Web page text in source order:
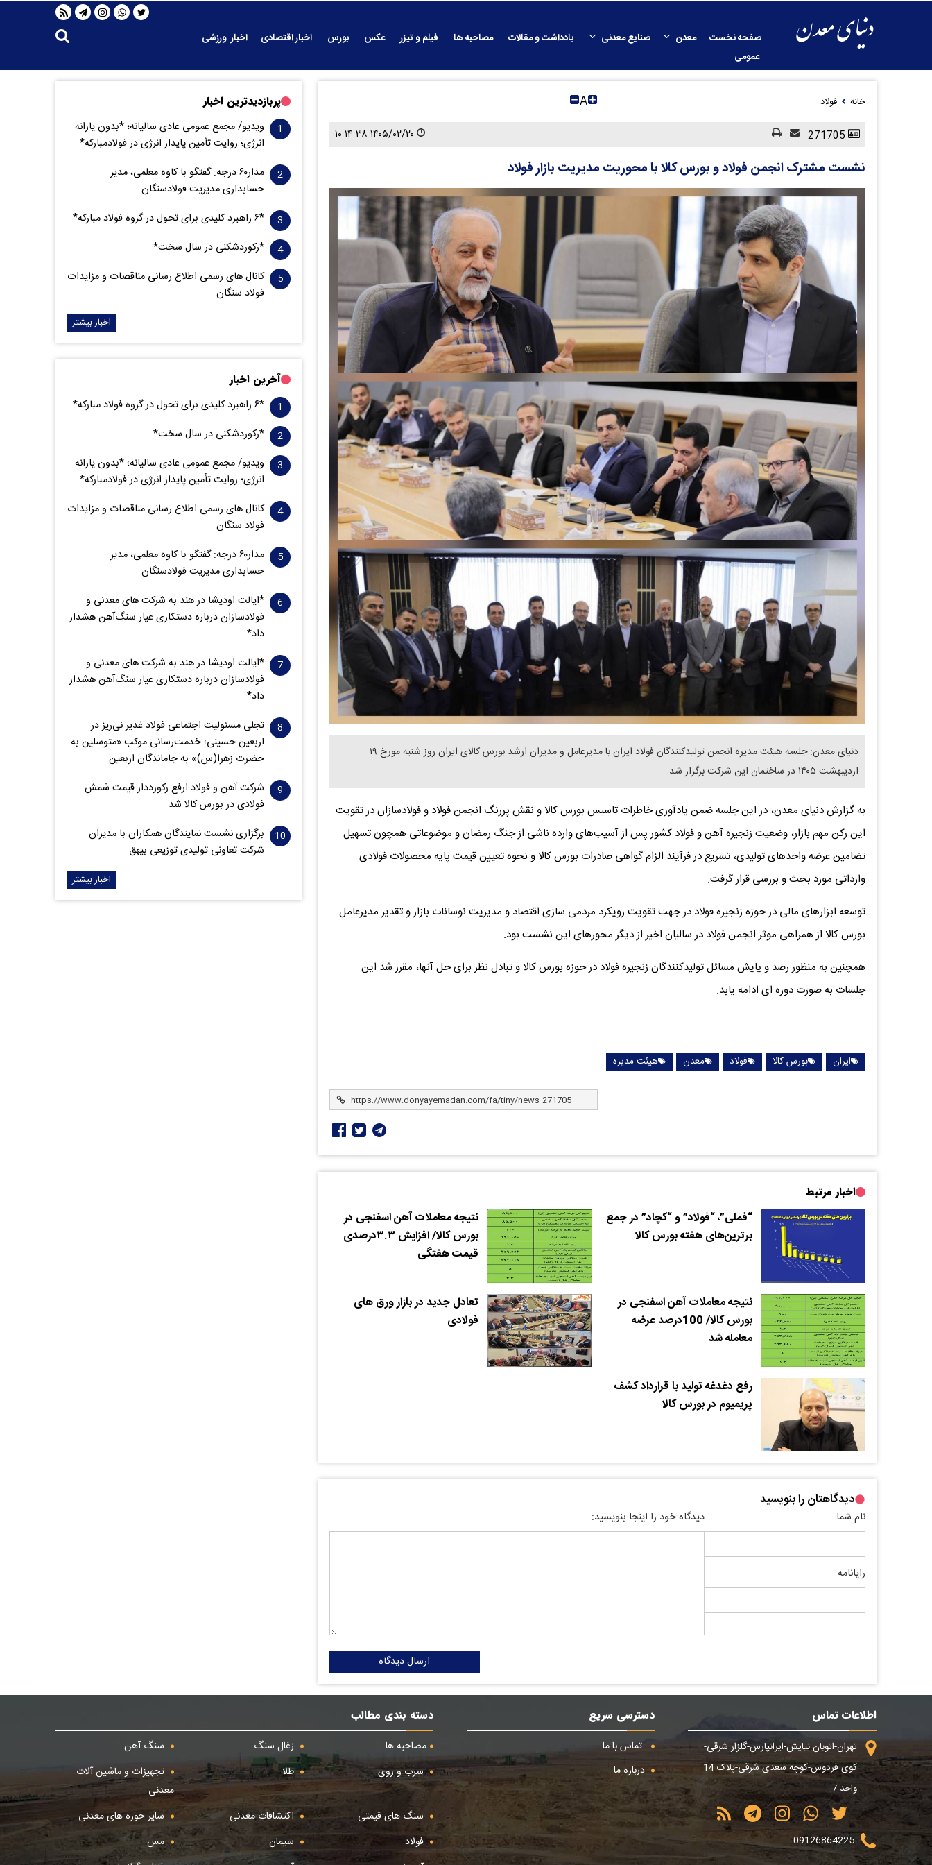
صفحه نخست معدن صنایع معدنی یادداشت و مقالات مصاحبه ها فیلم و تیزر عکس بورس اخبار اقتصادی
اخبار ورزشی
عمومی
خانه فولاد A
۱۴۰۵/۰۲/۲۰ ۱۰:۱۴:۳۸
نشست مشترک انجمن فولاد و بورس کالا با محوریت مدیریت بازار فولاد
دنیای معدن: جلسه هیئت مدیره انجمن تولیدکنندگان فولاد ایران با مدیرعامل و مدیران ارشد بورس کالای ایران روز شنبه مورخ ۱۹
اردیبهشت ۱۴۰۵ در ساختمان این شرکت برگزار شد.
به گزارش دنیای معدن، در این جلسه ضمن یادآوری خاطرات تاسیس بورس کالا و نقش پررنگ انجمن فولاد و فولادسازان در تقویت
این رکن مهم بازار، وضعیت زنجیره آهن و فولاد کشور پس از آسیب‌های وارده ناشی از جنگ رمضان و موضوعاتی همچون تسهیل
تضامین عرضه واحدهای تولیدی، تسریع در فرآیند الزام گواهی صادرات بورس کالا و نحوه تعیین قیمت پایه محصولات فولادی
وارداتی مورد بحث و بررسی قرار گرفت.
توسعه ابزارهای مالی در حوزه زنجیره فولاد در جهت تقویت رویکرد مردمی سازی اقتصاد و مدیریت نوسانات بازار و تقدیر مدیرعامل
بورس کالا از همراهی موثر انجمن فولاد در سالیان اخیر از دیگر محورهای این نشست بود.
همچنین به منظور رصد و پایش مسائل تولیدکنندگان زنجیره فولاد در حوزه بورس کالا و تبادل نظر برای حل آنها، مقرر شد این
جلسات به صورت دوره ای ادامه یابد.
ایران بورس کالا فولاد معدن هیئت مدیره
اخبار مرتبط
“فملی”، “فولاد” و “کچاد” در جمع
برترین‌های هفته بورس کالا
نتیجه معاملات آهن اسفنجی در
بورس کالا/‌ افزایش ۳.۳درصدی
قیمت هفتگی
نتیجه معاملات آهن اسفنجی در
بورس کالا/ 100درصد عرضه
معامله شد
تعادل جدید در بازار ورق های
فولادی
رفع دغدغه تولید با قرارداد کشف
پریمیوم در بورس کالا
دیدگاهتان را بنویسید
نام شما
رایانامه
دیدگاه خود را اینجا بنویسید:
ارسال دیدگاه
پربازدیدترین اخبار
ویدیو/ مجمع عمومی عادی سالیانه؛ *بدون یارانه
انرژی؛ روایت تأمین پایدار انرژی در فولادمبارکه*
مدار‌۶٠ درجه: گفتگو با کاوه معلمی، مدیر
حسابداری مدیریت فولادسنگان
*۶ راهبرد کلیدی برای تحول در گروه فولاد مبارکه*
*رکوردشکنی در سال سخت*
کانال های رسمی اطلاع رسانی مناقصات و مزایدات
فولاد سنگان
اخبار بیشتر
آخرین اخبار
*۶ راهبرد کلیدی برای تحول در گروه فولاد مبارکه*
*رکوردشکنی در سال سخت*
ویدیو/ مجمع عمومی عادی سالیانه؛ *بدون یارانه
انرژی؛ روایت تأمین پایدار انرژی در فولادمبارکه*
کانال های رسمی اطلاع رسانی مناقصات و مزایدات
فولاد سنگان
مدار‌۶٠ درجه: گفتگو با کاوه معلمی، مدیر
حسابداری مدیریت فولادسنگان
*ایالت اودیشا در هند به شرکت های معدنی و
فولادسازان درباره دستکاری عیار سنگ‌آهن هشدار
داد*
*ایالت اودیشا در هند به شرکت های معدنی و
فولادسازان درباره دستکاری عیار سنگ‌آهن هشدار
داد*
تجلی مسئولیت اجتماعی فولاد غدیر نی‌ریز در
اربعین حسینی؛ خدمت‌رسانی موکب «متوسلین به
حضرت زهرا(س)» به جاماندگان اربعین
شرکت آهن و فولاد ارفع رکورددار قیمت شمش
فولادی در بورس کالا شد
برگزاری نشست نمایندگان همکاران با مدیران
شرکت تعاونی تولیدی توزیعی بیهق
اخبار بیشتر
اطلاعات تماس
تهران-اتوبان نیایش-ایرانپارس-گلزار شرقی-
کوی فردوس-کوچه سعدی شرقی-پلاک 14
واحد 7
09126864225
دسترسی سریع
تماس با ما
درباره ما
دسته بندی مطالب
مصاحبه ها
زغال سنگ
سنگ آهن
سرب و روی
طلا
تجهیزات و ماشین آلات
معدنی
سنگ های قیمتی
اکتشافات معدنی
سایر حوزه های معدنی
فولاد
سیمان
مس